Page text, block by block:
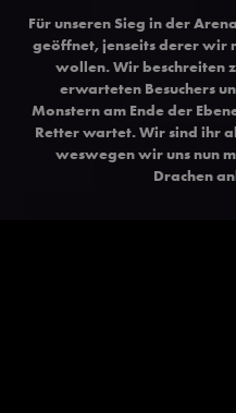
Für unseren Sieg in der
geöffnet, jenseits derer wir
wollen. Wir beschreiten
erwarteten Besuchers
Monstern am Ende der
Retter wartet. Wir sind ihr
weswegen wir uns nun
Drachen